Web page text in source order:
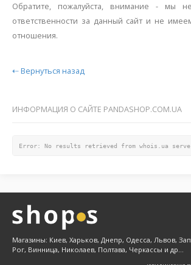
Обратите, пожалуйста, внимание - мы
ответственности за данный сайт и не
отношения.
⇠ Вернуться назад
ИНФОРМАЦИЯ О САЙТЕ PANDASHOP.COM.UA
Error: No results retrieved from whois.ua server
Магазины: Киев, Харьков, Днепр, Одесса, Львов,
Рог, Винница, Николаев, Полтава, Черкассы и др...